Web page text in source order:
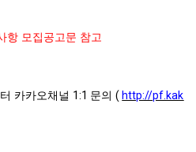
항 모집공고문 참고
카카오채널 1:1 문의( http://pf.kak